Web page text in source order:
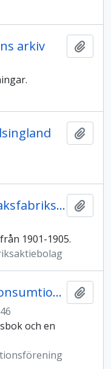
arkiv
Söderhamns snus & tobaksfabriksaktiebolag
1901-1905.
Strömbacka Arbetares Konsumtionsförening
och en